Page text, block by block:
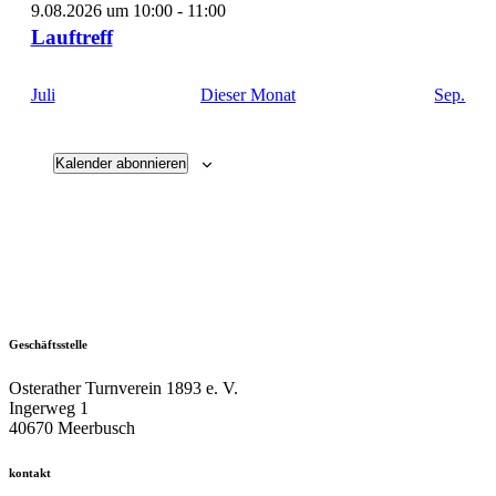
9.08.2026 um 10:00- 11:00
Lauftreff
Juli Dieser Monat Sep.
Kalender abonnieren
Geschäftsstelle
Osterather Turnverein 1893 e. V.
Ingerweg 1
40670 Meerbusch
kontakt